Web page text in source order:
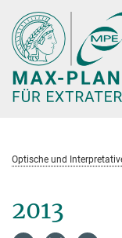
Hauptinhalt
Optische und
2013